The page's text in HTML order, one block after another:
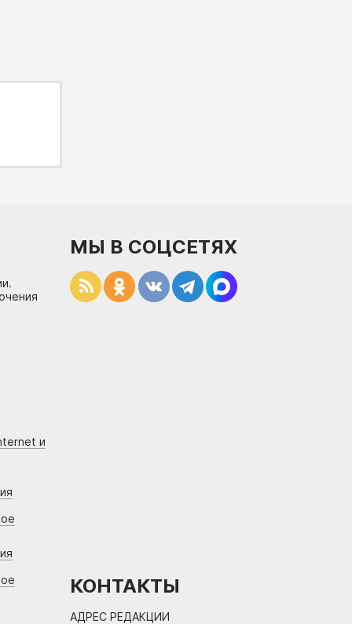
и
МЫ В СОЦСЕТЯХ
КОНТАКТЫ
АДРЕС РЕДАКЦИИ